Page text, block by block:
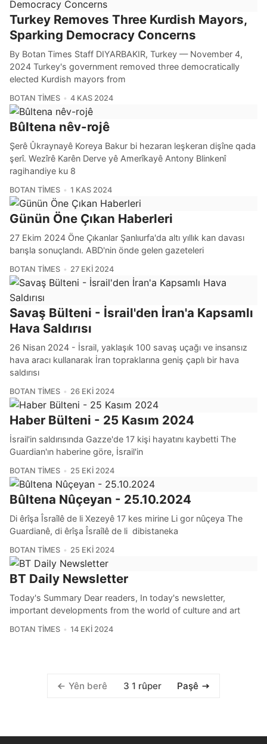
Turkey Removes Three Kurdish Mayors,
Sparking Democracy Concerns
By Botan Times Staff DIYARBAKIR, Turkey — November 4,
2024 Turkey's government removed three democratically
elected Kurdish mayors from
BOTAN TIMES 4 KAS 2024
Bûltena nêv-rojê
Şerê Ûkraynayê Koreya Bakur bi hezaran leşkeran dişîne qada
şerî. Wezîrê Karên Derve yê Amerîkayê Antony Blinkenî
ragihandiye ku 8
BOTAN TIMES 1 KAS 2024
Günün Öne Çıkan Haberleri
27 Ekim 2024 Öne Çıkanlar Şanlıurfa'da altı yıllık kan davası
barışla sonuçlandı. ABD'nin önde gelen gazeteleri
BOTAN TIMES 27 EKI 2024
Savaş Bülteni - İsrail'den İran'a Kapsamlı
Hava Saldırısı
26 Nisan 2024 - İsrail, yaklaşık 100 savaş uçağı ve insansız
hava aracı kullanarak İran topraklarına geniş çaplı bir hava
saldırısı
BOTAN TIMES 26 EKI 2024
Haber Bülteni - 25 Kasım 2024
İsrail'in saldırısında Gazze'de 17 kişi hayatını kaybetti The
Guardian'ın haberine göre, İsrail'in
BOTAN TIMES 25 EKI 2024
Bûltena Nûçeyan - 25.10.2024
Di êrîşa Îsraîlê de li Xezeyê 17 kes mirine Li gor nûçeya The
Guardianê, di êrîşa Îsraîlê de li dibistaneka
BOTAN TIMES 25 EKI 2024
BT Daily Newsletter
Today's Summary Dear readers, In today's newsletter,
important developments from the world of culture and art
BOTAN TIMES 14 EKI 2024
Yên berê 3 1 rûper Paşê